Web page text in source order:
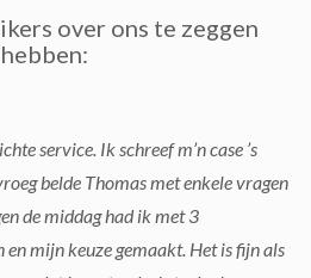
over ons te zeggen
hebben:
service. Ik schreef m’n case ’s
belde Thomas met enkele vragen
de middag had ik met 3
en mijn keuze gemaakt. Het is fijn als